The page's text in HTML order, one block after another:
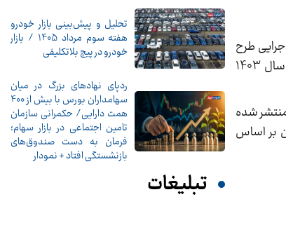
ساماندهی صنعت خودرو و ماده 11 آئین نامه اجرایی طرح
جایگزینی خودروهای فرسوده که در سومین دوره ثبت درخواست خرید (اولویت بندی) برخی محصولات ایران خودرو در بهمن ماه سال 1403
منتشر شده
بر اساس
تحلیل و پیش‌بینی بازار خودرو
هفته سوم مرداد 1405 / بازار
خودرو در پیچ بلاتکلیفی
ردپای نهادهای بزرگ در میان
سهامداران بورس با بیش از 400
همت دارایی/ حکمرانی سازمان
تامین اجتماعی در بازار سهام؛
فرمان به دست صندوق‌های
بازنشستگی افتاد + نمودار
تبلیغات